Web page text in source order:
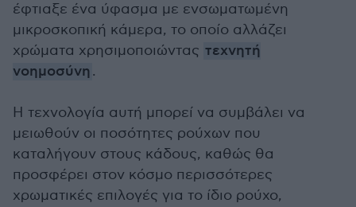
έφτιαξε ένα ύφασμα με ενσωματωμένη
μικροσκοπική κάμερα, το οποίο αλλάζει
χρώματα χρησιμοποιώντας τεχνητή
νοημοσύνη.
Η τεχνολογία αυτή μπορεί να συμβάλει να
μειωθούν οι ποσότητες ρούχων που
καταλήγουν στους κάδους, καθώς θα
προσφέρει στον κόσμο περισσότερες
χρωματικές επιλογές για το ίδιο ρούχο,